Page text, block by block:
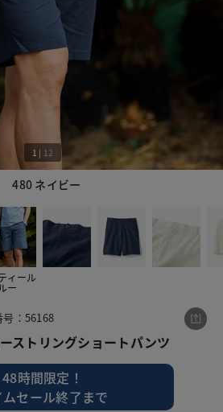
480 ネイビー
1 | 12
ィール
ー
1
号：56168
ストリングショートパンツ
48時間限定！
ムセール終了まで
トン ドローストリングショートパンツ
込¥3,289
4.6 3レビュー